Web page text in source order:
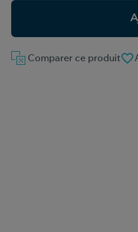
favorite_border
Comparer ce produit